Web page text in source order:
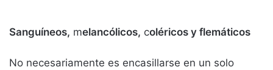
Sanguíneos, melancólicos, coléricos y flemáticos
No necesariamente es encasillarse en un solo